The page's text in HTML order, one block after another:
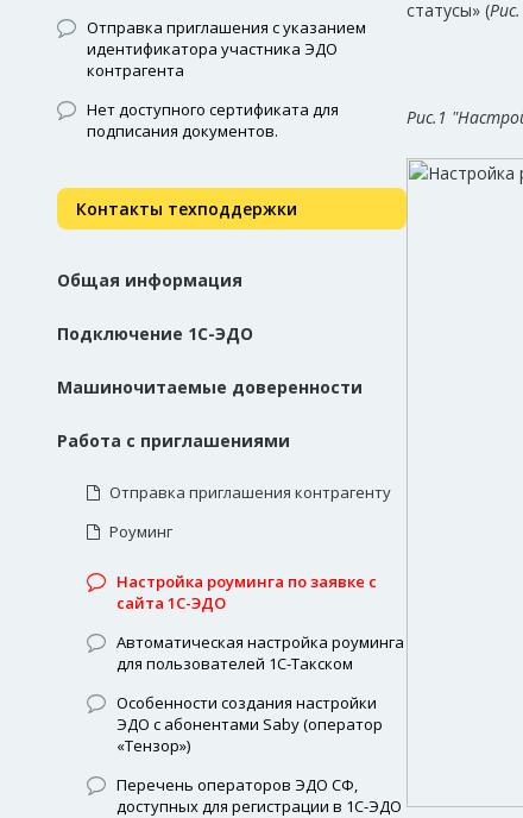
Отправка приглашения с указанием
идентификатора участника ЭДО
контрагента
Нет доступного сертификата для
подписания документов.
Контакты техподдержки
Общая информация
Подключение 1С-ЭДО
Машиночитаемые доверенности
Работа с приглашениями
Отправка приглашения контрагенту
Роуминг
Настройка роуминга по заявке с
сайта 1С-ЭДО
Автоматическая настройка роуминга
для пользователей 1С-Такском
Особенности создания настройки
ЭДО с абонентами Saby (оператор
«Тензор»)
Перечень операторов ЭДО СФ,
доступных для регистрации в 1С-ЭДО
статусы» (
Рис.1